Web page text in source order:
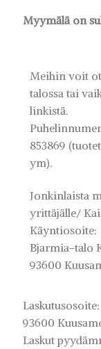
Myymälä on
Meihin voit
talossa tai
linkistä.
853869
ym).
Jonkinlaista
yrittäjälle/
Käyntiosoite:
Bjarmia-talo
93600
93600
Laskut